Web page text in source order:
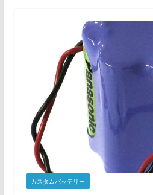
カスタムバッテリー